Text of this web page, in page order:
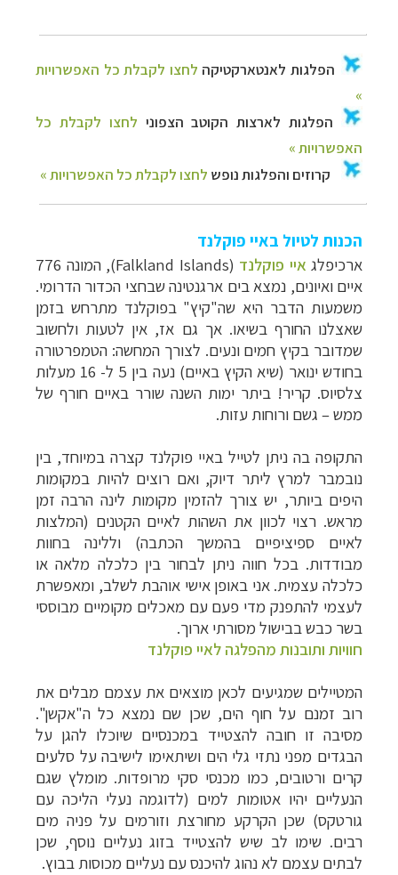
הכנות לטיול באיי פוקלנד
ארכיפלג איי פוקלנד (
Falkland Islands
)
, המונה 776
איים ואיונים, נמצא בים ארגנטינה שבחצי הכדור הדרומי.
משמעות הדבר היא שה"קיץ" בפוקלנד מתרחש בזמן
שאצלנו החורף בשיאו. אך גם אז, אין לטעות ולחשוב
שמדובר בקיץ חמים ונעים. לצורך המחשה: הטמפרטורה
בחודש ינואר (שיא הקיץ באיים) נעה בין 5 ל- 16 מעלות
צלסיוס. קריר! ביתר ימות השנה שורר באיים חורף של
ממש – גשם ורוחות עזות.
התקופה בה ניתן לטייל באיי פוקלנד קצרה במיוחד, בין
נובמבר למרץ ליתר דיוק, ואם רוצים להיות במקומות
היפים ביותר, יש צורך להזמין מקומות לינה הרבה זמן
מראש. רצוי לכוון את השהות לאיים הקטנים (המלצות
לאיים ספיציפיים בהמשך הכתבה) וללינה בחוות
מבודדות. בכל חווה ניתן לבחור ביןכלכלה מלאה או
כלכלה עצמית. אני באופן אישי אוהבת לשלב, ומאפשרת
לעצמי להתפנק מדי פעם עם מאכלים מקומיים מבוססי
בשר כבש בבישול מסורתי ארוך.
חוויות ותובנות מהפלגה לאיי פוקלנד
המטיילים שמגיעים לכאן מוצאים את עצמם מבלים את
רוב זמנם על חוף הים, שכן שם נמצא כל ה"אקשן".
מסיבה זו חובה להצטייד במכנסיים שיוכלו להגן על
הבגדים מפני נתזי גלי הים ושיתאימו לישיבה על סלעים
קרים ורטובים, כמו מכנסי סקי מרופדות. מומלץ שגם
הנעליים יהיו אטומות למים (לדוגמה נעלי הליכה עם
גורטקס) שכן הקרקע מחורצת וזורמים על פניה מים
רבים. שימו לב שיש להצטייד בזוג נעליים נוסף, שכן
לבתים עצמם לא נהוג להיכנס עם נעליים מכוסות בבוץ.